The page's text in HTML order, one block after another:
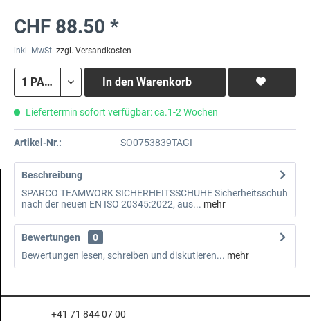
CHF 88.50 *
inkl. MwSt. zzgl. Versandkosten
In den Warenkorb
Liefertermin sofort verfügbar: ca.1-2 Wochen
Artikel-Nr.: SO0753839TAGI
Beschreibung
SPARCO TEAMWORK SICHERHEITSSCHUHE Sicherheitsschuh
nach der neuen EN ISO 20345:2022, aus... mehr
Bewertungen
0
Bewertungen lesen, schreiben und diskutieren... mehr
+41 71 844 07 00